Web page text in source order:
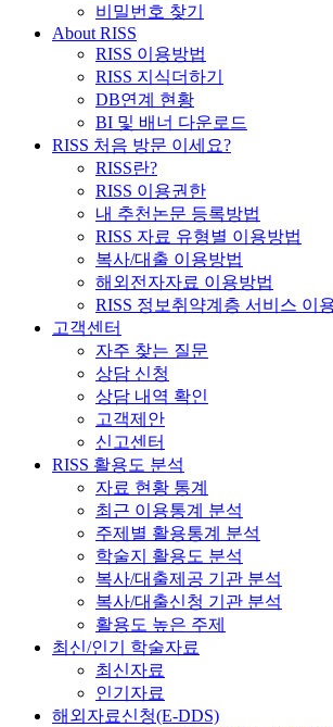
비밀번호 찾기
About RISS
RISS 이용방법
RISS 지식더하기
DB연계 현황
BI 및 배너 다운로드
RISS 처음 방문 이세요?
RISS란?
RISS 이용권한
내 추천논문 등록방법
RISS 자료 유형별 이용방법
복사/대출 이용방법
해외전자자료 이용방법
RISS 정보취약계층 서비스 이
고객센터
자주 찾는 질문
상담 신청
상담 내역 확인
고객제안
신고센터
RISS 활용도 분석
자료 현황 통계
최근 이용통계 분석
주제별 활용통계 분석
학술지 활용도 분석
복사/대출제공 기관 분석
복사/대출신청 기관 분석
활용도 높은 주제
최신/인기 학술자료
최신자료
인기자료
해외자료신청(E-DDS)